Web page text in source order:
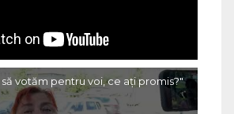
să votăm pentru voi, ce ați promis?"